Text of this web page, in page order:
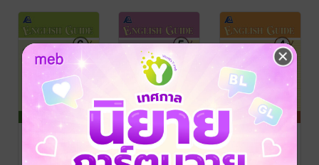
ENGLISH
GUIDE 6
(หลักสูตรปี 51)
ศิริรัตน์ กมลวานนท์
ENGLISH
GUIDE 5
(หลักสูตรปี 51)
ศิริรัตน์ กมลวานนท์
ENGLISH
GUIDE 4
(หลักสูตรปี 51)
ศิริรัตน์ กมลวานนท์